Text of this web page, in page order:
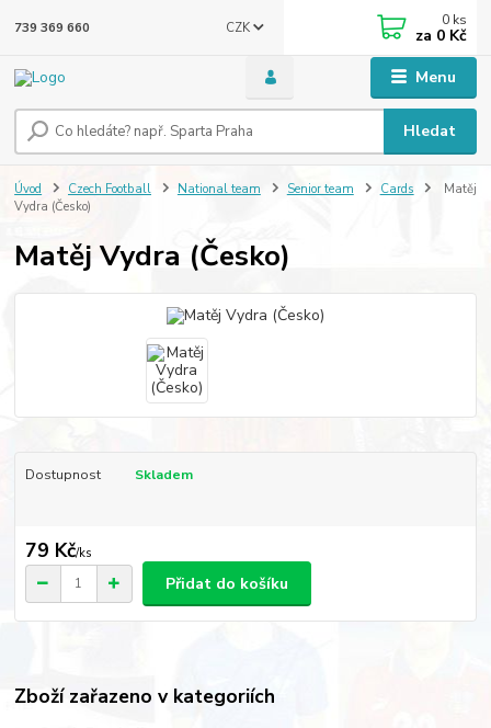
Menu
CZK
Hledat
739 369 660 0 ks
za 0 Kč
Úvod Czech Football National team Senior team Cards
Matěj
Vydra (Česko)
Matěj Vydra (Česko)
Dostupnost Skladem
79 Kč/ks
Přidat do košíku
Zboží zařazeno v kategoriích